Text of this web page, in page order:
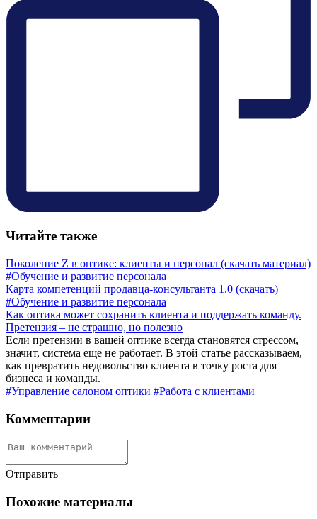
Читайте также
Поколение Z в оптике: клиенты и персонал (скачать материал)
#Обучение и развитие персонала
Карта компетенций продавца-консультанта 1.0 (скачать)
#Обучение и развитие персонала
Как оптика может сохранить клиента и поддержать команду.
Претензия – не страшно, но полезно
Если претензии в вашей оптике всегда становятся стрессом,
значит, система еще не работает. В этой статье рассказываем,
как превратить недовольство клиента в точку роста для
бизнеса и команды.
#Управление салоном оптики #Работа с клиентами
Комментарии
Отправить
Похожие материалы